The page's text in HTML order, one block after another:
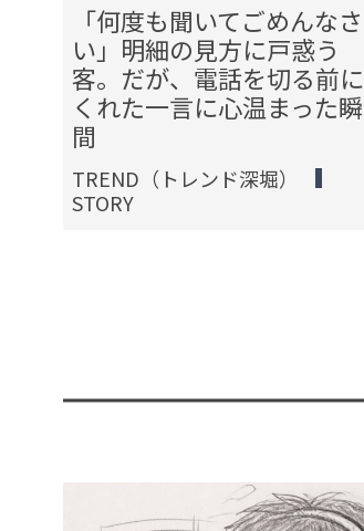
「何度も聞いてごめんなさ
い」明細の見方に戸惑う
客。だが、電話を切る前に
くれた一言に心温まった瞬
間
TREND（トレンド深堀）
STORY